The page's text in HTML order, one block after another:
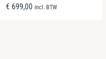
€ 699,00 incl. BTW